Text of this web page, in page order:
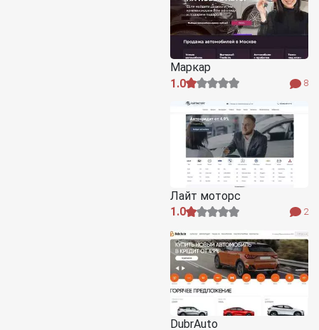
Маркар
1.0
8
Лайт моторс
1.0
2
DubrAuto